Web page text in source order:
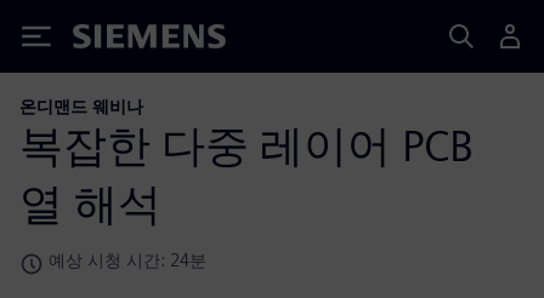
Siemens
온디맨드 웨비나
복잡한 다중 레이어 PCB
열 해석
예상 시청 시간: 24분